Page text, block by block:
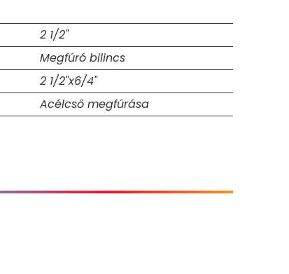
2 1/2"
Megfúró bilincs
2 1/2"x6/4"
Acélcső megfúrása